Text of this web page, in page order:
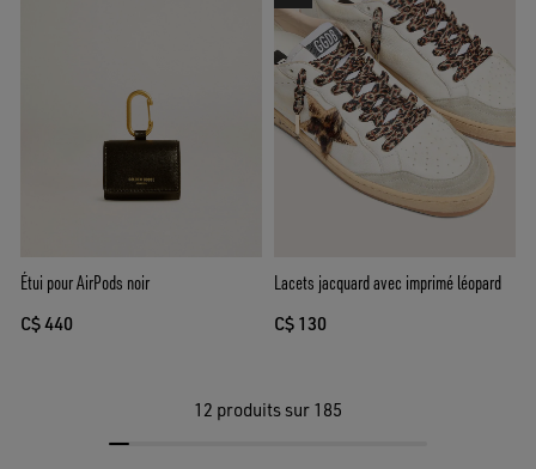
Étui pour AirPods noir
C$ 440
Lacets jacquard avec imprimé léopard
C$ 130
12 produits sur 185